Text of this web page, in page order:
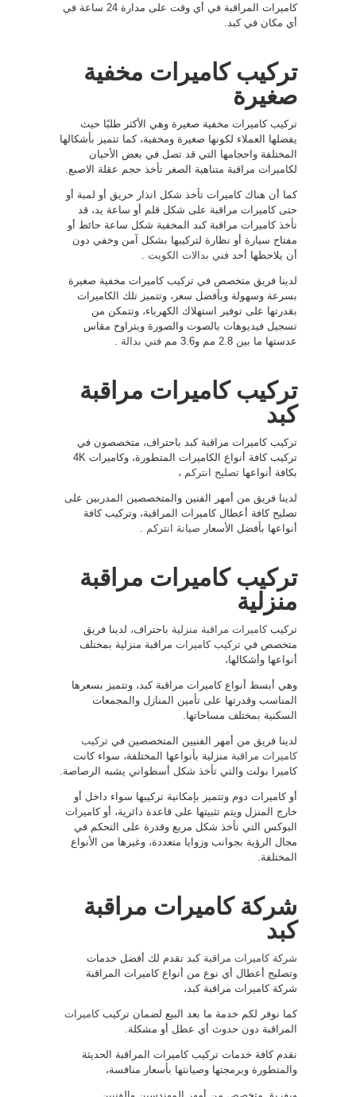
كاميرات المراقبة في أي وقت على مدارة 24 ساعة في
أي مكان في كبد.
تركيب كاميرات مخفية
صغيرة
تركيب كاميرات مخفية صغيرة وهي الأكثر طلبًا حيث
يفضلها العملاء لكونها صغيرة ومخفية، كما تتميز بأشكالها
المختلفة واحجامها التي قد تصل في بعض الأحيان
لكاميرات مراقبة متناهية الصغر تأخذ حجم عقلة الاصبع.
كما أن هناك كاميرات تأخذ شكل انذار حريق أو لمبة أو
حتى كاميرات مراقبة على شكل قلم أو ساعة يد، قد
تأخذ كاميرات مراقبة كبد المخفية شكل ساعة حائط أو
مفتاح سيارة أو نظارة لتركيبها بشكل آمن وخفي دون
أن يلاحظها أحد فني بدالات الكويت
لدينا فريق متخصص في تركيب كاميرات مخفية صغيرة
بسرعة وسهولة وبأفضل سعر، وتتميز تلك الكاميرات
بقدرتها على توفير استهلاك الكهرباء، وتتمكن من
تسجيل فيديوهات بالصوت والصورة ويتراوح مقاس
عدستها ما بين 2.8 مم و3.6 مم
فني بدالة
تركيب كاميرات مراقبة
كبد
تركيب كاميرات مراقبة كبد باحتراف، متخصصون في
تركيب كافة أنواع الكاميرات المتطورة، وكاميرات 4K
بكافة أنواعها تصليح انتركم ،
لدينا فريق من أمهر الفنين والمتخصصين المدربين على
تصليح كافة أعطال كاميرات المراقبة، وتركيب كافة
أنواعها بأفضل الأسعار صيانة انتركم
تركيب كاميرات مراقبة
منزلية
تركيبكاميرات مراقبة منزلية باحتراف، لدينا فريق
متخصص في تركيب كاميرات مراقبة منزلية بمختلف
أنواعها وأشكالها،
وهي أبسط أنواع كاميرات مراقبة كبد، وتتميز بسعرها
المناسب وقدرتها على تأمين المنازل والمجمعات
السكنية بمختلف مساحاتها.
لدينا فريق من أمهر الفنيين المتخصصين في تركيب
كاميرات مراقبة منزلية بأنواعها المختلفة، سواء كانت
كاميرا بولت والتي تأخذ شكل أسطواني يشبه الرصاصة.
أو كاميرات دوم وتتميز بإمكانية تركيبها سواء داخل أو
خارج المنزل ويتم تثبيتها على قاعدة دائرية، أو كاميرات
البوكس التي تأخذ شكل مربع وقدرة على التحكم في
مجال الرؤية بجوانب وزوايا متعددة، وغيرها من الأنواع
المختلفة.
شركة كاميرات مراقبة
كبد
شركة كاميرات مراقبة كبد تقدم لك أفضل خدمات
وتصليح أعطال أي نوع من أنواع كاميرات المراقبة
شركة كاميرات مراقبة كبد،
كما نوفر لكم خدمة ما بعد البيع لضمان تركيبكاميرات
المراقبة دون حدوث أي عطل أو مشكلة.
نقدم كافة خدمات تركيب كاميرات المراقبة الحديثة
والمتطورة وبرمجتها وصيانتها بأسعار منافسة،